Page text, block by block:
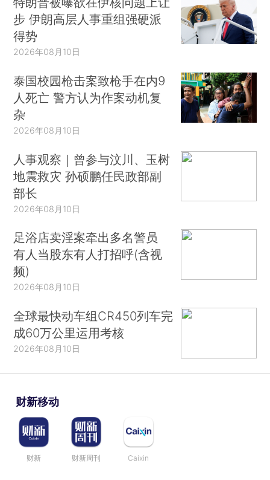
步 伊朗高层人事重组强硬派
得势
2026年08月10日
泰国校园枪击案致枪手在内9
人死亡 警方认为作案动机复
杂
2026年08月10日
人事观察｜曾参与汶川、玉树
地震救灾 孙硕鹏任民政部副
部长
2026年08月10日
足浴店卖淫案牵出多名警员
有人当股东有人打招呼(含视
频)
2026年08月10日
全球最快动车组CR450列车完
成60万公里运用考核
2026年08月10日
财新移动
财新 财新周刊 Caixin